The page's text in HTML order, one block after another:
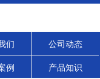
们 公司动态
例 产品知识